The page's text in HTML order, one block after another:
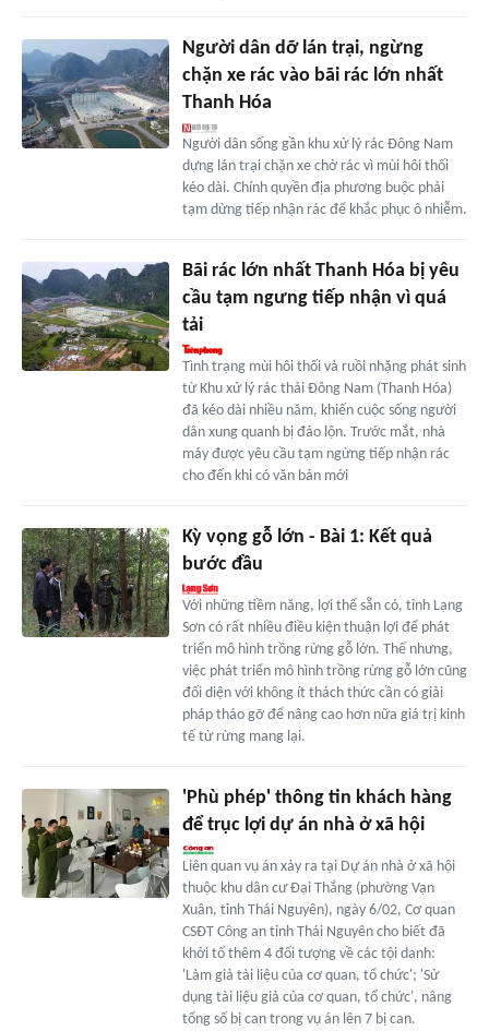
Người dân dỡ lán trại, ngừng
chặn xe rác vào bãi rác lớn nhất
Thanh Hóa
Người dân sống gần khu xử lý rác Đông Nam
dựng lán trại chặn xe chở rác vì mùi hôi thối
kéo dài. Chính quyền địa phương buộc phải
tạm dừng tiếp nhận rác để khắc phục ô nhiễm.
Bãi rác lớn nhất Thanh Hóa bị yêu
cầu tạm ngưng tiếp nhận vì quá
tải
Tình trạng mùi hôi thối và ruồi nhặng phát sinh
từ Khu xử lý rác thải Đông Nam (Thanh Hóa)
đã kéo dài nhiều năm, khiến cuộc sống người
dân xung quanh bị đảo lộn. Trước mắt, nhà
máy được yêu cầu tạm ngừng tiếp nhận rác
cho đến khi có văn bản mới
Kỳ vọng gỗ lớn - Bài 1: Kết quả
bước đầu
Với những tiềm năng, lợi thế sẵn có, tỉnh Lạng
Sơn có rất nhiều điều kiện thuận lợi để phát
triển mô hình trồng rừng gỗ lớn. Thế nhưng,
việc phát triển mô hình trồng rừng gỗ lớn cũng
đối diện với không ít thách thức cần có giải
pháp tháo gỡ để nâng cao hơn nữa giá trị kinh
tế từ rừng mang lại.
'Phù phép' thông tin khách hàng
để trục lợi dự án nhà ở xã hội
Liên quan vụ án xảy ra tại Dự án nhà ở xã hội
thuộc khu dân cư Đại Thắng (phường Vạn
Xuân, tỉnh Thái Nguyên), ngày 6/02, Cơ quan
CSĐT Công an tỉnh Thái Nguyên cho biết đã
khởi tố thêm 4 đối tượng về các tội danh:
'Làm giả tài liệu của cơ quan, tổ chức'; 'Sử
dụng tài liệu giả của cơ quan, tổ chức', nâng
tổng số bị can trong vụ án lên 7 bị can.